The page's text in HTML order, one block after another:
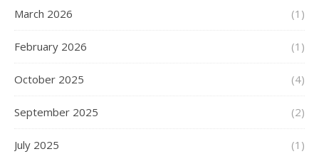
March 2026 (1)
February 2026 (1)
October 2025 (4)
September 2025 (2)
July 2025 (1)